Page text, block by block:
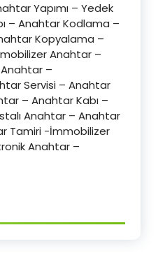
Yapımı – Yedek
– Anahtar Kodlama –
Kopyalama –
Anahtar –
–
Servisi – Anahtar
– Anahtar Kabı –
Anahtar – Anahtar
Tamiri -İmmobilizer
Anahtar –